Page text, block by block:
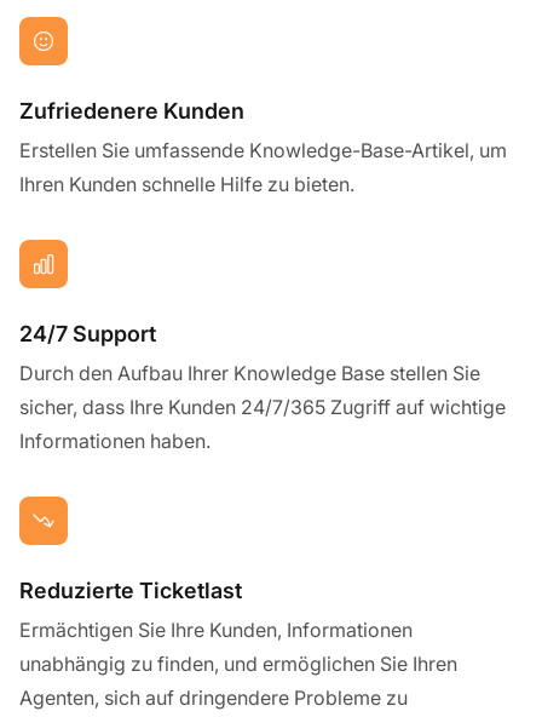
Zufriedenere Kunden
Erstellen Sie umfassende Knowledge-Base-Artikel, um
Ihren Kunden schnelle Hilfe zu bieten.
24/7 Support
Durch den Aufbau Ihrer Knowledge Base stellen Sie
sicher, dass Ihre Kunden 24/7/365 Zugriff auf wichtige
Informationen haben.
Reduzierte Ticketlast
Ermächtigen Sie Ihre Kunden, Informationen
unabhängig zu finden, und ermöglichen Sie Ihren
Agenten, sich auf dringendere Probleme zu